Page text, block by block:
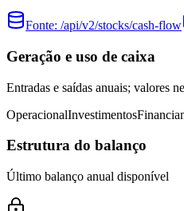
Fonte: /api/v2/stocks/cash-flow
Geração e uso de caixa
Entradas e saídas anuais; valores
OperacionalInvestimentos
Estrutura do balanço
Último balanço anual disponível